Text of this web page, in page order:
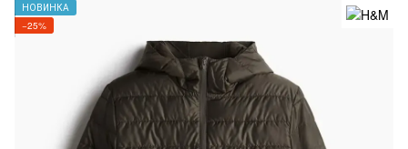
НОВИНКА
−25%